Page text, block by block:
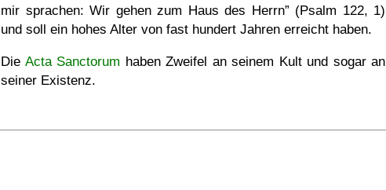
mir sprachen: Wir gehen zum Haus des Herrn
(Psalm 122, 1)
und soll ein hohes Alter von fast hundert Jahren erreicht haben.
Die Acta Sanctorum haben Zweifel an seinem Kult und sogar an
seiner Existenz.